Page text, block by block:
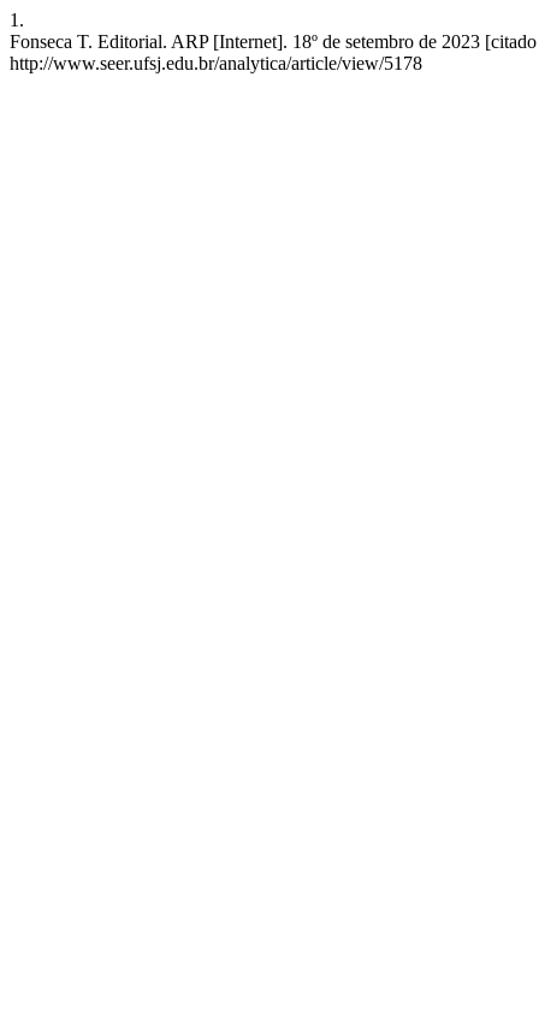
1.
Fonseca T. Editorial. ARP [Internet]. 18º de setembro de 2023
http://www.seer.ufsj.edu.br/analytica/article/view/5178